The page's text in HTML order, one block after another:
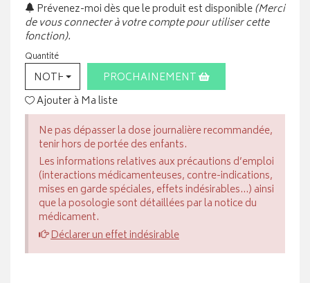
Prévenez-moi dès que le produit est disponible(Merci
de vous connecter à votre compte pour utiliser cette
fonction).
Quantité
NOTHING SELECTEDPROCHAINEMENT
Ajouter à Ma liste
Ne pas dépasser la dose journalière recommandée,
tenir hors de portée des enfants.
Les informations relatives aux précautions d’emploi
(interactions médicamenteuses, contre-indications,
mises en garde spéciales, effets indésirables...) ainsi
que la posologie sont détaillées par la notice du
médicament.
Déclarer un effet indésirable